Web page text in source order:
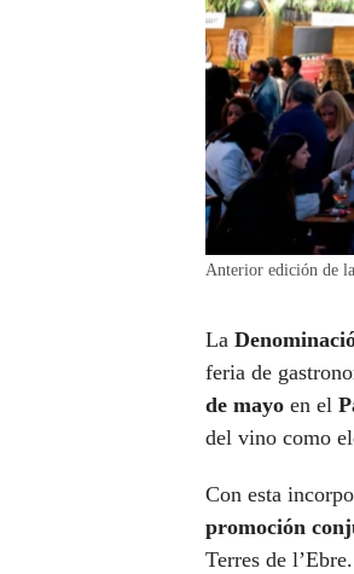
Anterior edición de
La
feria de
de mayo en el
del vino como
Con esta
promoción
Terres de